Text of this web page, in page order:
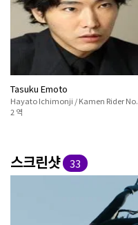
Tasuku Emoto
Hayato Ichimonji / Kamen Rider No.
2 역
스크린샷 33